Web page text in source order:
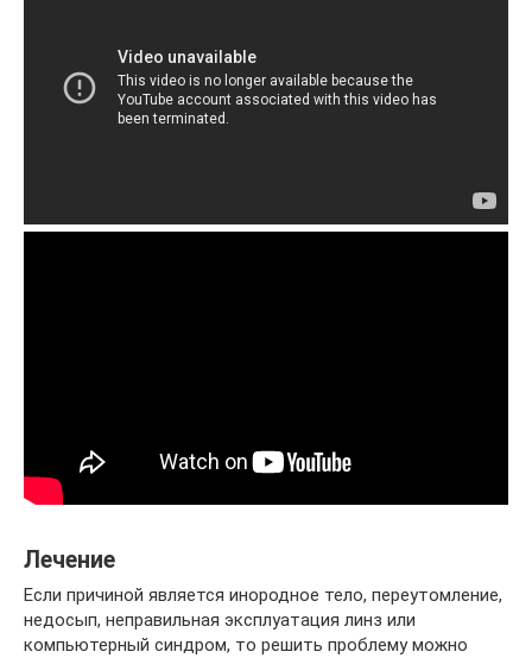
Лечение
Если причиной является инородное тело, переутомление,
недосып, неправильная эксплуатация линз или
компьютерный синдром, то решить проблему можно